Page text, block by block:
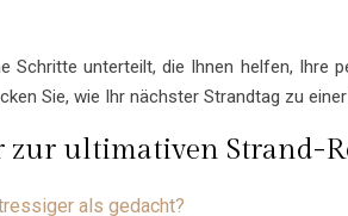
Schritte unterteilt, die Ihnen helfen, Ihre
Sie, wie Ihr nächster Strandtag zu
ultimativen Strand-
als gedacht?